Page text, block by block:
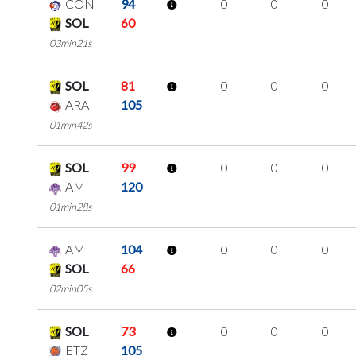
CON
94
SOL
60
03min21s
0 0 0
SOL
81
ARA
105
01min42s
0 0 0
SOL
99
AMI
120
01min28s
0 0 0
AMI
104
SOL
66
02min05s
0 0 0
SOL
73
ETZ
105
0 0 0